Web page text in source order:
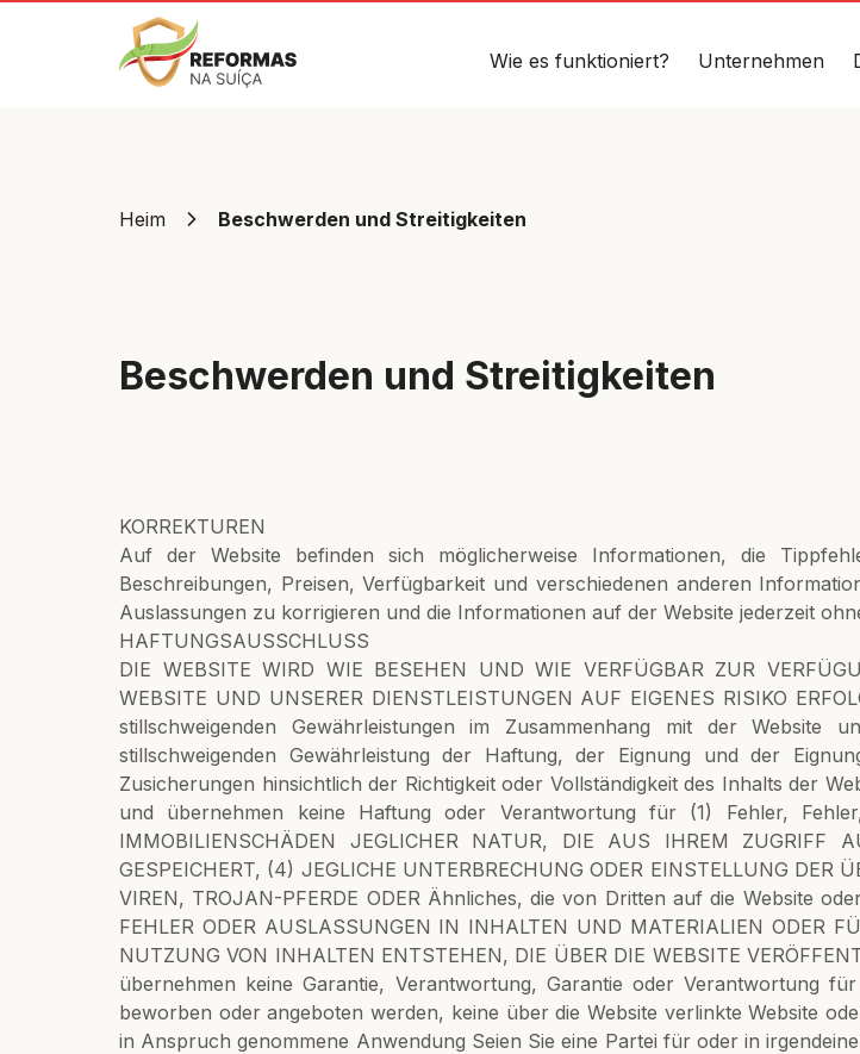
Wie es funktioniert? Unternehmen
Heim Beschwerden und Streitigkeiten
Beschwerden und Streitigkeiten
KORREKTUREN
Auf der Website befinden sich möglicherweise Informationen, die
Beschreibungen, Preisen, Verfügbarkeit und verschiedenen anderen
Auslassungen zu korrigieren und die Informationen auf der Website jederzeit
HAFTUNGSAUSSCHLUSS
DIE WEBSITE WIRD WIE BESEHEN UND WIE VERFÜGBAR ZUR
WEBSITE UND UNSERER DIENSTLEISTUNGEN AUF EIGENES RISIKO
stillschweigenden Gewährleistungen im Zusammenhang mit der
stillschweigenden Gewährleistung der Haftung, der Eignung und der
Zusicherungen hinsichtlich der Richtigkeit oder Vollständigkeit des Inhalts der
und übernehmen keine Haftung oder Verantwortung für (1) Fehler,
IMMOBILIENSCHÄDEN JEGLICHER NATUR, DIE AUS IHREM ZUGRIFF
GESPEICHERT, (4) JEGLICHE UNTERBRECHUNG ODER EINSTELLUNG DER
VIREN, TROJAN-PFERDE ODER Ähnliches, die von Dritten auf die Website
FEHLER ODER AUSLASSUNGEN IN INHALTEN UND MATERIALIEN ODER
NUTZUNG VON INHALTEN ENTSTEHEN, DIE ÜBER DIE WEBSITE
übernehmen keine Garantie, Verantwortung, Garantie oder Verantwortung
beworben oder angeboten werden, keine über die Website verlinkte Website
in Anspruch genommene Anwendung Seien Sie eine Partei für oder in